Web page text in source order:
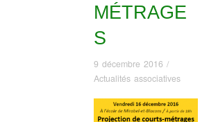
MÉTRAGE
S
9 décembre 2016 /
Actualités associatives